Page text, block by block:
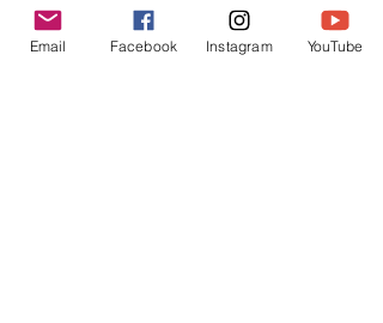
A continuación encontrarás la sección para
el párrafo de máximo 300 caracteres y el
Email Facebook Instagram YouTube